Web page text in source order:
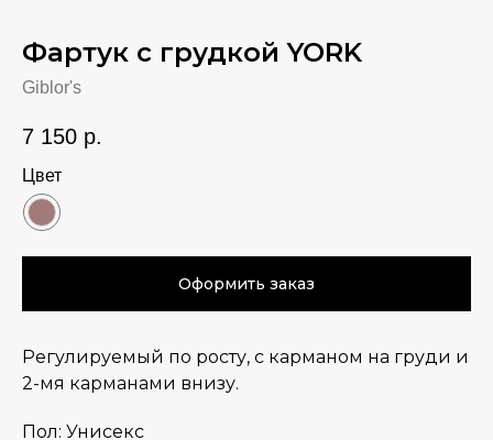
Фартук с грудкой YORK
Giblor's
7 150 р.
Цвет
Оформить заказ
Регулируемый по росту, с карманом на груди и
2-мя карманами внизу.
Пол: Унисекс